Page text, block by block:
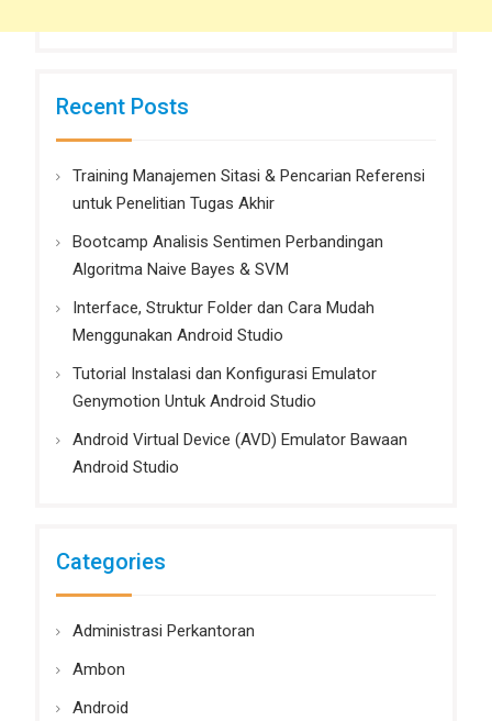
Recent Posts
Training Manajemen Sitasi & Pencarian Referensi
untuk Penelitian Tugas Akhir
Bootcamp Analisis Sentimen Perbandingan
Algoritma Naive Bayes & SVM
Interface, Struktur Folder dan Cara Mudah
Menggunakan Android Studio
Tutorial Instalasi dan Konfigurasi Emulator
Genymotion Untuk Android Studio
Android Virtual Device (AVD) Emulator Bawaan
Android Studio
Categories
Administrasi Perkantoran
Ambon
Android